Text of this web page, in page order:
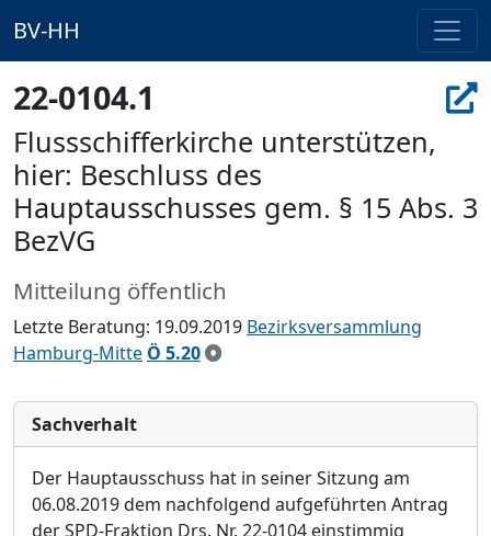
BV-HH
22-0104.1
Flussschifferkirche unterstützen,
hier: Beschluss des
Hauptausschusses gem. § 15 Abs. 3
BezVG
Mitteilung öffentlich
Letzte Beratung: 19.09.2019 Bezirksversammlung
Hamburg-Mitte Ö 5.20
Sachverhalt
Der Hauptausschuss hat in seiner Sitzung am
06.08.2019 dem nachfolgend aufgeführten Antrag
der SPD-Fraktion Drs. Nr. 22-0104 einstimmig